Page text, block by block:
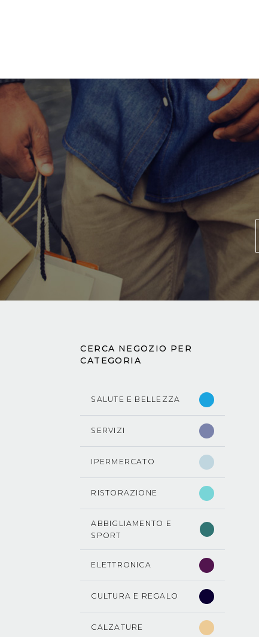
CERCA NEGOZIO PER
CATEGORIA
SALUTE E BELLEZZA
SERVIZI
IPERMERCATO
RISTORAZIONE
ABBIGLIAMENTO E
SPORT
ELETTRONICA
CULTURA E REGALO
CALZATURE